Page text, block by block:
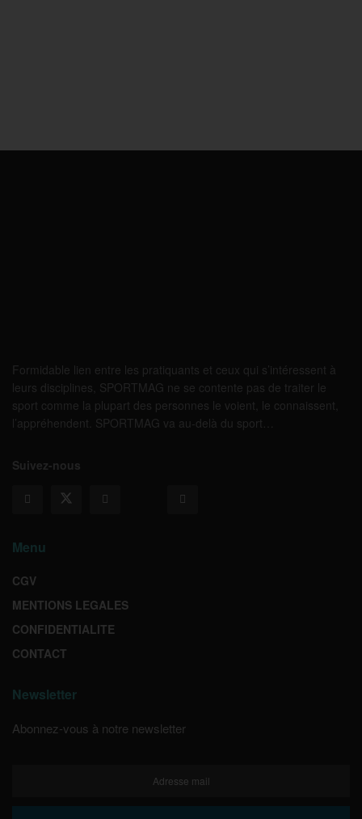
Formidable lien entre les pratiquants et ceux qui s’intéressent à
leurs disciplines, SPORTMAG ne se contente pas de traiter le
sport comme la plupart des personnes le voient, le connaissent,
l’appréhendent. SPORTMAG va au-delà du sport…
Suivez-nous
Menu
CGV
MENTIONS LEGALES
CONFIDENTIALITE
CONTACT
Newsletter
Abonnez-vous à notre newsletter